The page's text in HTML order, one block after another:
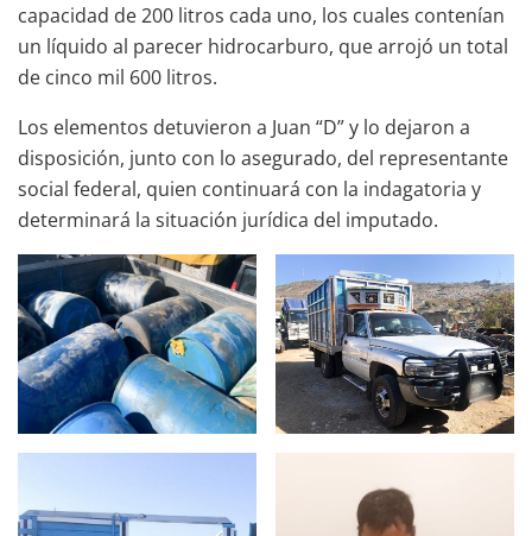
capacidad de 200 litros cada uno, los cuales contenían
un líquido al parecer hidrocarburo, que arrojó un total
de cinco mil 600 litros.
Los elementos detuvieron a Juan “D” y lo dejaron a
disposición, junto con lo asegurado, del representante
social federal, quien continuará con la indagatoria y
determinará la situación jurídica del imputado.